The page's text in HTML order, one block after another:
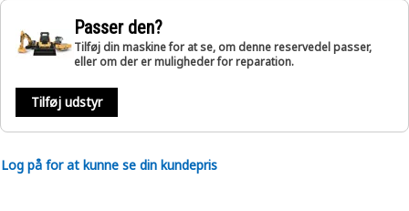
Passer den?
Tilføj din maskine for at se, om denne reservedel passer,
eller om der er muligheder for reparation.
Tilføj udstyr
Log på for at kunne se din kundepris